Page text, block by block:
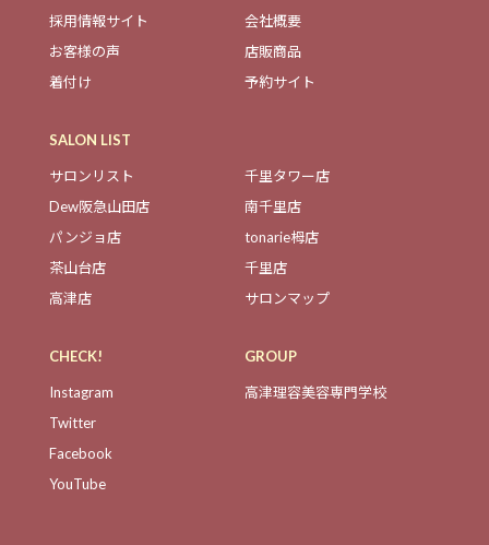
採用情報サイト
会社概要
お客様の声
店販商品
着付け
予約サイト
SALON LIST
サロンリスト
千里タワー店
Dew阪急山田店
南千里店
パンジョ店
tonarie栂店
茶山台店
千里店
高津店
サロンマップ
CHECK!
Instagram
Twitter
Facebook
YouTube
GROUP
高津理容美容専門学校